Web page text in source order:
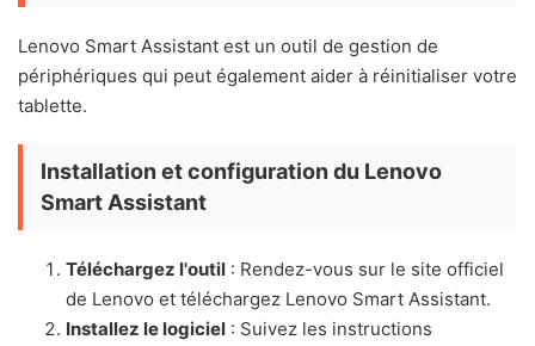
Lenovo Smart Assistant est un outil de gestion de
périphériques qui peut également aider à réinitialiser votre
tablette.
Installation et configuration du Lenovo
Smart Assistant
Téléchargez l'outil : Rendez-vous sur le site officiel
de Lenovo et téléchargez Lenovo Smart Assistant.
Installez le logiciel : Suivez les instructions